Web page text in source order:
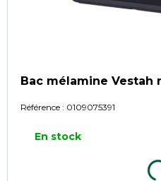
Bac mélamine Vestah
Référence : 0109075391
En stock